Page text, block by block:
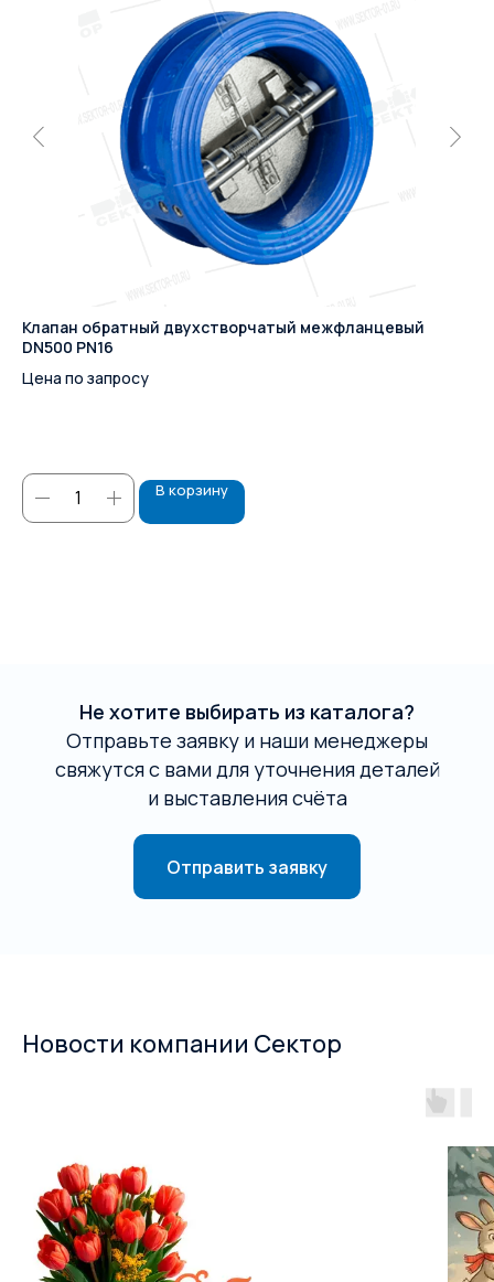
Клапан обратный двухстворчатый межфланцевый
DN500 PN16
Цена по запросу
В корзину
Не хотите выбирать из каталога?
Отправьте заявку и наши менеджеры
свяжутся с вами для уточнения деталей
и выставления счёта
Отправить заявку
Новости компании Сектор